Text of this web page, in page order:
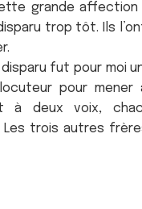
grande
trop tôt. Ils
fut pour moi
pour mener
à deux voix,
Les trois autres